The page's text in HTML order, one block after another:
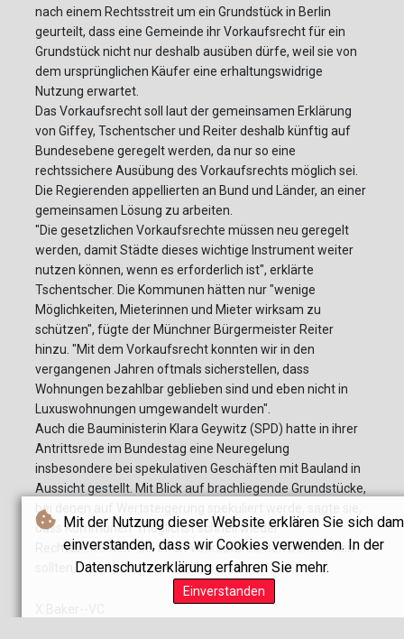
Mit der Nutzung dieser Website erklären Sie sich
einverstanden, dass wir Cookies verwenden. In der
Datenschutzerklärung erfahren Sie mehr.
Einverstanden
nach einem Rechtsstreit um ein Grundstück in Berlin
geurteilt, dass eine Gemeinde ihr Vorkaufsrecht für ein
Grundstück nicht nur deshalb ausüben dürfe, weil sie von
dem ursprünglichen Käufer eine erhaltungswidrige
Nutzung erwartet.
Das Vorkaufsrecht soll laut der gemeinsamen Erklärung
von Giffey, Tschentscher und Reiter deshalb künftig auf
Bundesebene geregelt werden, da nur so eine
rechtssichere Ausübung des Vorkaufsrechts möglich sei.
Die Regierenden appellierten an Bund und Länder, an einer
gemeinsamen Lösung zu arbeiten.
"Die gesetzlichen Vorkaufsrechte müssen neu geregelt
werden, damit Städte dieses wichtige Instrument weiter
nutzen können, wenn es erforderlich ist", erklärte
Tschentscher. Die Kommunen hätten nur "wenige
Möglichkeiten, Mieterinnen und Mieter wirksam zu
schützen", fügte der Münchner Bürgermeister Reiter
hinzu. "Mit dem Vorkaufsrecht konnten wir in den
vergangenen Jahren oftmals sicherstellen, dass
Wohnungen bezahlbar geblieben sind und eben nicht in
Luxuswohnungen umgewandelt wurden".
Auch die Bauministerin Klara Geywitz (SPD) hatte in ihrer
Antrittsrede im Bundestag eine Neuregelung
insbesondere bei spekulativen Geschäften mit Bauland in
Aussicht gestellt. Mit Blick auf brachliegende Grundstücke,
bei denen auf Wertsteigerung spekuliert werde, sagte sie,
dass Kommunen "möglichst schnell wieder
Rechtssicherheit" bei ihren Vorkaufsrechten bekommen